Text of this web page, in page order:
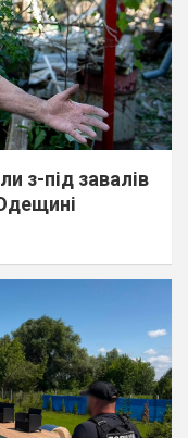
з-під завалів